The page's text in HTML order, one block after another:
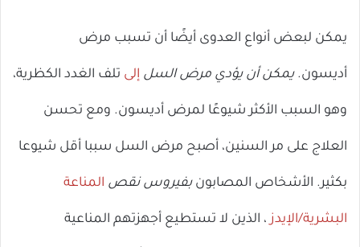
يمكن لبعض أنواع العدوى أيضًا أن تسبب مرض
أديسون.يمكن أن يؤدي مرض السل إلى تلف الغدد الكظرية،
وهو السبب الأكثر شيوعًا لمرض أديسون. ومع تحسن
العلاج على مر السنين، أصبح مرض السل سببا أقل شيوعا
بكثير. الأشخاص المصابونبفيروس نقص المناعة
البشرية/الإيدز ، الذين لا تستطيع أجهزتهم المناعية